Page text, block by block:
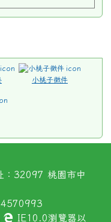
小桃子徵件
：32097 桃園市中
IE10.0瀏覽器以